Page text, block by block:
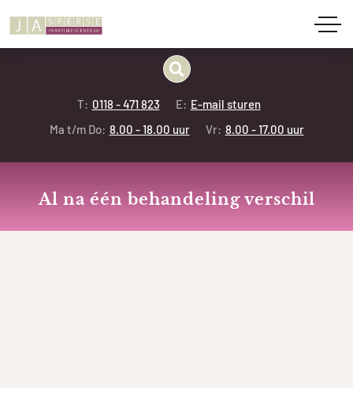
T: 0118 - 471 823 E: E-mail sturen
Ma t/m Do: 8.00 - 18.00 uur Vr: 8.00 - 17.00 uur
Al na één behandeling verschil